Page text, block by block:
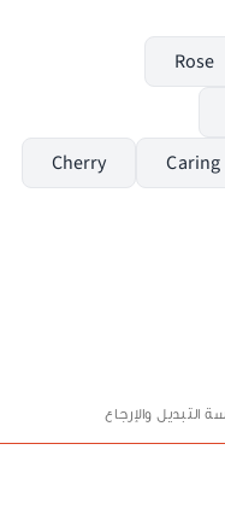
Rose
Cherry
التبديل والإرجاع